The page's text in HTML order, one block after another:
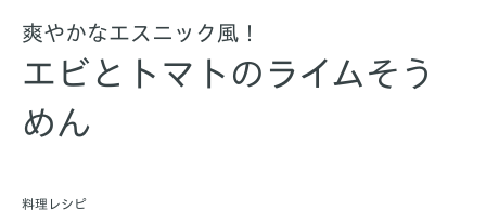
爽やかなエスニック風！
エビとトマトのライムそう
めん
料理レシピ